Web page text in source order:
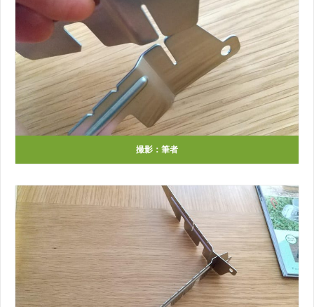
撮影：筆者